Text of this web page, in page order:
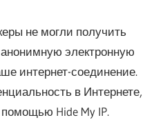
не могли получить
электронную
интернет-соединение.
в Интернете,
Hide My IP.